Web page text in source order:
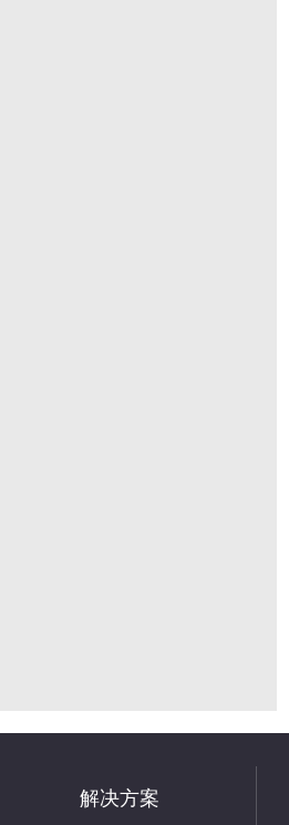
解决方案